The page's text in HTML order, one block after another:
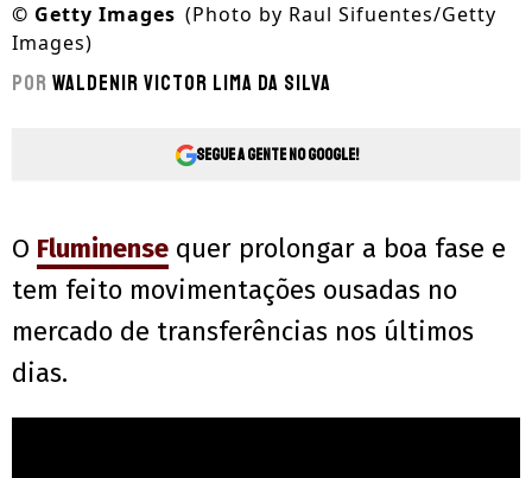
© Getty Images (Photo by Raul Sifuentes/Getty
Images)
Por Waldenir Victor Lima Da Silva
Segue a gente no Google!
O Fluminense quer prolongar a boa fase e
tem feito movimentações ousadas no
mercado de transferências nos últimos
dias.